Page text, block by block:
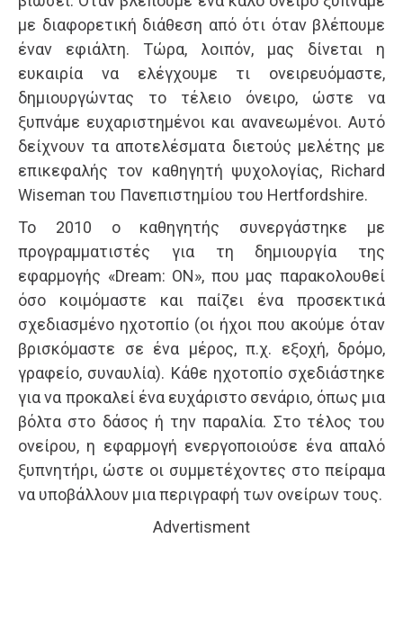
με διαφορετική διάθεση από ότι όταν βλέπουμε
έναν εφιάλτη. Τώρα, λοιπόν, μας δίνεται η
ευκαιρία να ελέγχουμε τι ονειρευόμαστε,
δημιουργώντας το τέλειο όνειρο, ώστε να
ξυπνάμε ευχαριστημένοι και ανανεωμένοι. Αυτό
δείχνουν τα αποτελέσματα διετούς μελέτης με
επικεφαλής τον καθηγητή ψυχολογίας, Richard
Wiseman του Πανεπιστημίου του Hertfordshire.
Το 2010 ο καθηγητής συνεργάστηκε με
προγραμματιστές για τη δημιουργία της
εφαρμογής «Dream: ON», που μας παρακολουθεί
όσο κοιμόμαστε και παίζει ένα προσεκτικά
σχεδιασμένο ηχοτοπίο (οι ήχοι που ακούμε όταν
βρισκόμαστε σε ένα μέρος, π.χ. εξοχή, δρόμο,
γραφείο, συναυλία). Κάθε ηχοτοπίο σχεδιάστηκε
για να προκαλεί ένα ευχάριστο σενάριο, όπως μια
βόλτα στο δάσος ή την παραλία. Στο τέλος του
ονείρου, η εφαρμογή ενεργοποιούσε ένα απαλό
ξυπνητήρι, ώστε οι συμμετέχοντες στο πείραμα
να υποβάλλουν μια περιγραφή των ονείρων τους.
Advertisment